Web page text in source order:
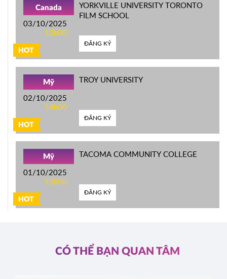
HOT
Canada
03/10/2025
10h00
YORKVILLE UNIVERSITY TORONTO
FILM SCHOOL
ĐĂNG KÝ
HOT
Mỹ
02/10/2025
14h00
TROY UNIVERSITY
ĐĂNG KÝ
HOT
Mỹ
01/10/2025
10h00
TACOMA COMMUNITY COLLEGE
ĐĂNG KÝ
CÓ THỂ BẠN QUAN TÂM